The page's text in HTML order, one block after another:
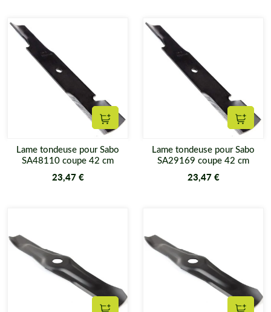
Ajouter au panier
Lame tondeuse pour Sabo
SA48110 coupe 42 cm
23,47 €
Lame tondeuse pour Sabo
SA29169 coupe 42 cm
23,47 €